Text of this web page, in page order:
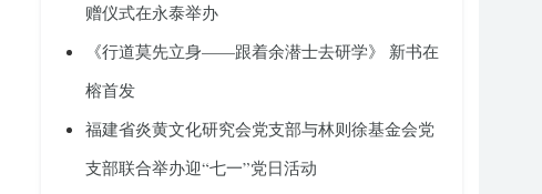
赠仪式在永泰举办
《行道莫先立身——跟着余潜士去研学》 新书在
榕首发
福建省炎黄文化研究会党支部与林则徐基金会党
支部联合举办迎“七一”党日活动